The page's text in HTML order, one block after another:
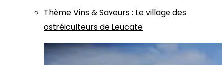
ThèmeVins & Saveurs: Le village des
ostréiculteurs de Leucate